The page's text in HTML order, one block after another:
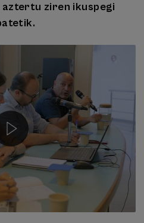
ziren ikuspegi